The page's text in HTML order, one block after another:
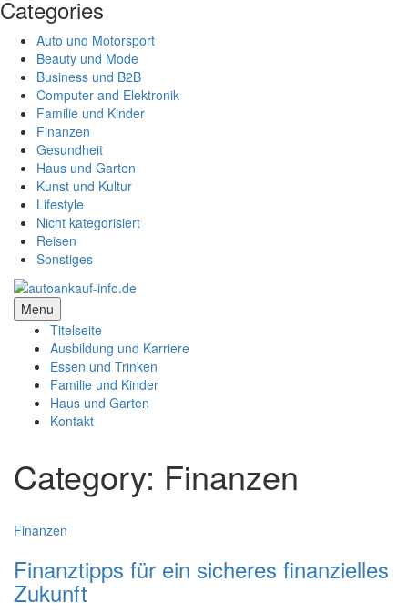
Categories
Auto und Motorsport
Beauty und Mode
Business und B2B
Computer and Elektronik
Familie und Kinder
Finanzen
Gesundheit
Haus und Garten
Kunst und Kultur
Lifestyle
Nicht kategorisiert
Reisen
Sonstiges
Menu
Titelseite
Ausbildung und Karriere
Essen und Trinken
Familie und Kinder
Haus und Garten
Kontakt
Category: Finanzen
Finanzen
Finanztipps für ein sicheres finanzielles
Zukunft